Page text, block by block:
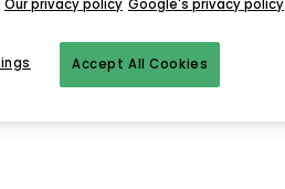
startsiden
Our privacy policy Google's privacy policy
Accept All Cookies